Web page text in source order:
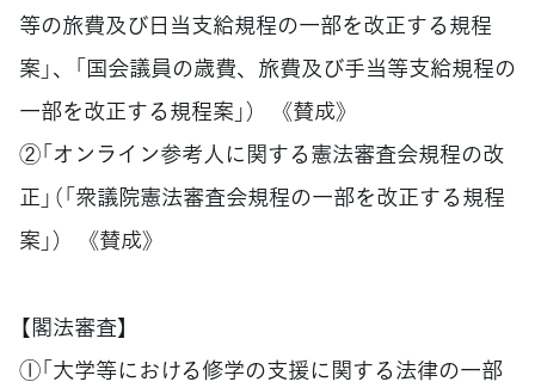
等の旅費及び日当支給規程の一部を改正する規程
案」、「国会議員の歳費、旅費及び手当等支給規程の
一部を改正する規程案」） 《賛成》
②「オンライン参考人に関する憲法審査会規程の改
正」（「衆議院憲法審査会規程の一部を改正する規程
案」） 《賛成》
【閣法審査】
①「大学等における修学の支援に関する法律の一部